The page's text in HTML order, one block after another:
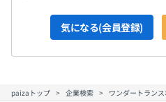
気になる(会員登録)
paizaトップ 企業検索 ワンダートラン